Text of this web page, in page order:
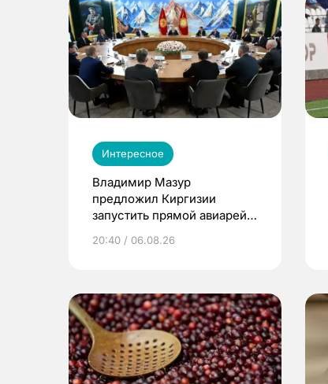
Интересное
Владимир Мазур
предложил Киргизии
запустить прямой авиарейс
20:40 / 06.08.26